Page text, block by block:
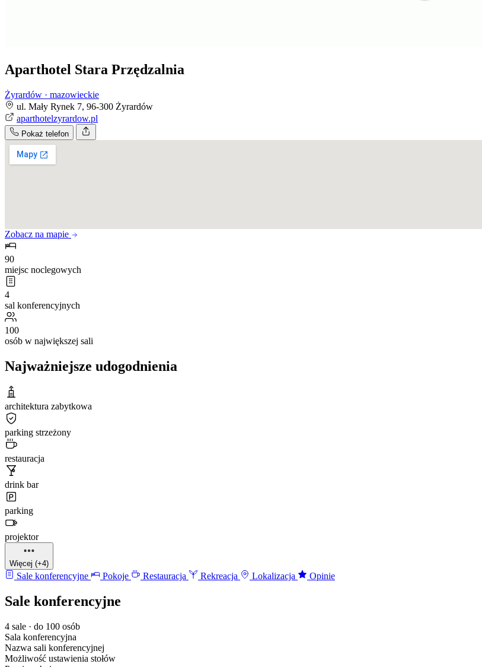
Aparthotel Stara Przędzalnia
Żyrardów · mazowieckie
ul. Mały Rynek 7, 96-300 Żyrardów
aparthotelzyrardow.pl
Pokaż telefon
Zobacz na mapie
90
miejsc noclegowych
4
sal konferencyjnych
100
osób w największej sali
Najważniejsze udogodnienia
architektura zabytkowa
parking strzeżony
restauracja
drink bar
parking
projektor
Więcej (+4)
Sale konferencyjne Pokoje Restauracja Rekreacja Lokalizacja Opinie
Sale konferencyjne
4 sale · do 100 osób
Sala konferencyjna
Nazwa sali konferencyjnej
Możliwość ustawienia stołów